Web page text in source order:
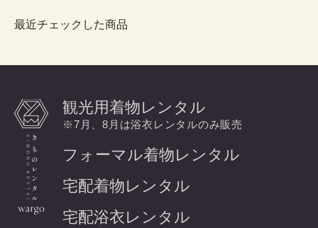
最近チェックした商品
観光用着物レンタル
※7月、8月は浴衣レンタルのみ販売
フォーマル着物レンタル
宅配着物レンタル
宅配浴衣レンタル